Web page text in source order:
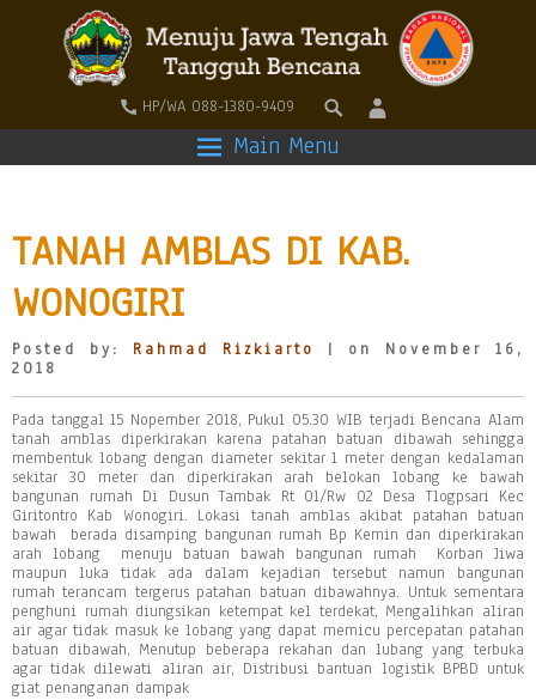
HP/WA 088-1380-9409
Main Menu
TANAH AMBLAS DI KAB.
WONOGIRI
Posted by: Rahmad Rizkiarto
| on November 16,
2018
Pada tanggal 15 Nopember 2018, Pukul 05.30 WIB terjadi Bencana Alam
tanah amblas diperkirakan karena patahan batuan dibawah sehingga
membentuk lobang dengan diameter sekitar 1 meter dengan kedalaman
sekitar 30 meter dan diperkirakan arah belokan lobang ke bawah
bangunan rumah Di Dusun Tambak Rt 01/Rw 02 Desa Tlogpsari Kec
Giritontro Kab Wonogiri. Lokasi tanah amblas akibat patahan batuan
bawah berada disamping bangunan rumah Bp Kemin dan diperkirakan
arah lobang menuju batuan bawah bangunan rumah Korban Jiwa
maupun luka tidak ada dalam kejadian tersebut namun bangunan
rumah terancam tergerus patahan batuan dibawahnya. Untuk sementara
penghuni rumah diungsikan ketempat kel terdekat, Mengalihkan aliran
air agar tidak masuk ke lobang yang dapat memicu percepatan patahan
batuan dibawah, Menutup beberapa rekahan dan lubang yang terbuka
agar tidak dilewati aliran air, Distribusi bantuan logistik BPBD untuk
giat penanganan dampak